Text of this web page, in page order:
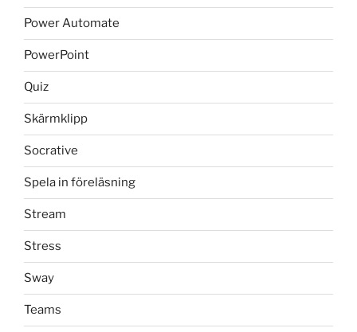
Power Automate
PowerPoint
Quiz
Skärmklipp
Socrative
Spela in föreläsning
Stream
Stress
Sway
Teams